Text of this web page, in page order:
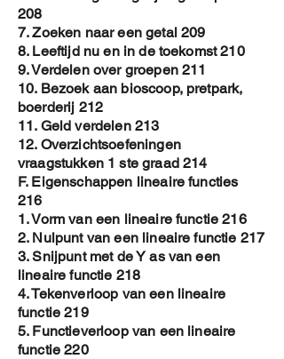
208
7. Zoeken naar een getal 209
8. Leeftijd nu en in de toekomst 210
9. Verdelen over groepen 211
10. Bezoek aan bioscoop, pretpark,
boerderij 212
11. Geld verdelen 213
12. Overzichtsoefeningen
vraagstukken 1 ste graad 214
F. Eigenschappen lineaire functies
216
1. Vorm van een lineaire functie 216
2. Nulpunt van een lineaire functie 217
3. Snijpunt met de Y as van een
lineaire functie 218
4. Tekenverloop van een lineaire
functie 219
5. Functieverloop van een lineaire
functie 220